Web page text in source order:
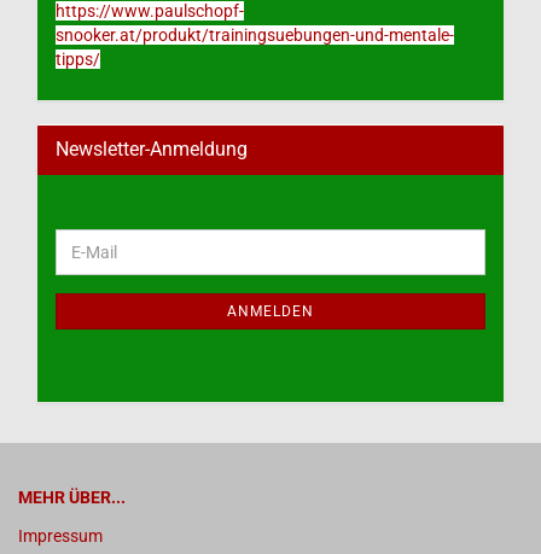
https://www.paulschopf-
snooker.at/produkt/trainingsuebungen-und-mentale-
tipps/
Newsletter-Anmeldung
WEITER
ZUR
NEWSLETTER-
E-
Mail
ANMELDEN
MEHR ÜBER...
Impressum